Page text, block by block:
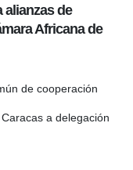
alianzas de
Africana de
de cooperación
a delegación